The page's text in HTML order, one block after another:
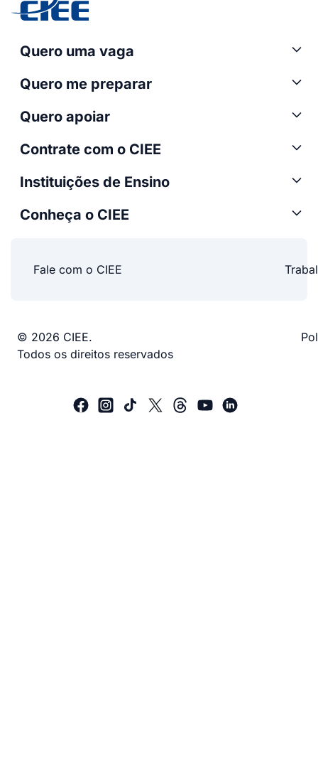
Quero uma vaga
Quero me preparar
Quero apoiar
Contrate com o CIEE
Instituições de Ensino
Conheça o CIEE
Fale com o CIEE
© 2026 CIEE.
Todos os direitos reservados